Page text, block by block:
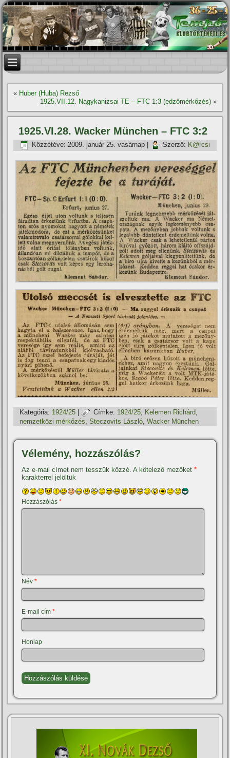
« Huber (Huba) Rezső
1925.VII.12. Nagykanizsai TE – FTC 1:3 (edzőmérkőzés)»
1925.VI.28. Wacker München – FTC 3:2
Közzétéve: 2009. január 25. vasárnap Szerző: K@rcsi
Kategória: 1924/25 | Címke: 1924/25, Kelemen Richárd,
nemzetközi mérkőzés ,Steczovits László ,Wacker München
Vélemény, hozzászólás?
Az e-mail címet nem tesszük közzé. A kötelező mezőket*
karakterrel jelöltük
Hozzászólás*
Név*
E-mail cím*
Honlap